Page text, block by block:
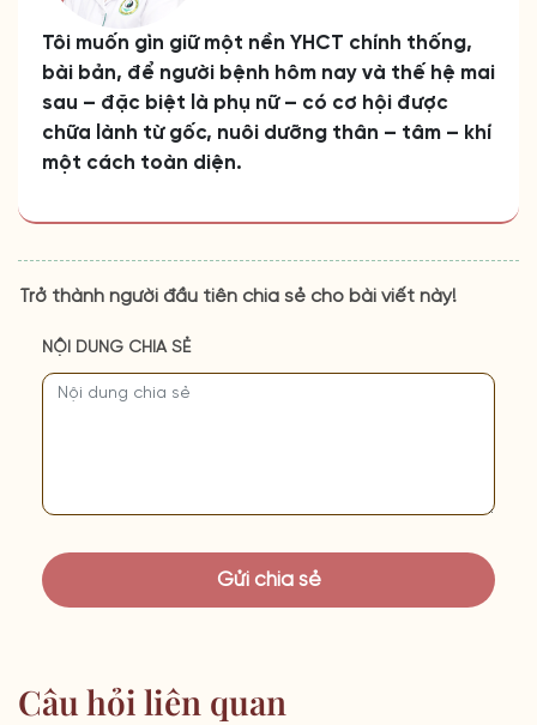
Tôi muốn gìn giữ một nền YHCT chính thống,
bài bản, để người bệnh hôm nay và thế hệ mai
sau – đặc biệt là phụ nữ – có cơ hội được
chữa lành từ gốc, nuôi dưỡng thân – tâm – khí
một cách toàn diện.
Trở thành người đầu tiên chia sẻ cho bài viết này!
NỘI DUNG CHIA SẺ
Câu hỏi liên quan